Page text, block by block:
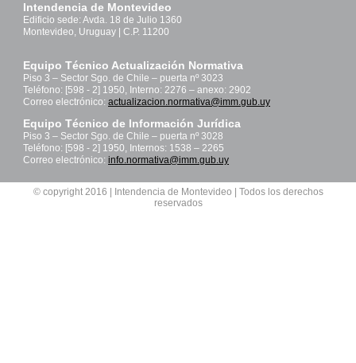
Intendencia de Montevideo
Edificio sede: Avda. 18 de Julio 1360
Montevideo, Uruguay | C.P. 11200
Equipo Técnico Actualización Normativa
Piso 3 – Sector Sgo. de Chile – puerta nº 3023
Teléfono: [598 - 2] 1950, Interno: 2276 – anexo: 2902
Correo electrónico: actualizacion.normativa@imm.gub.uy
Equipo Técnico de Información Jurídica
Piso 3 – Sector Sgo. de Chile – puerta nº 3028
Teléfono: [598 - 2] 1950, Internos: 1538 – 2265
Correo electrónico: info.normativa@imm.gub.uy
© copyright 2016 | Intendencia de Montevideo | Todos los derechos
reservados